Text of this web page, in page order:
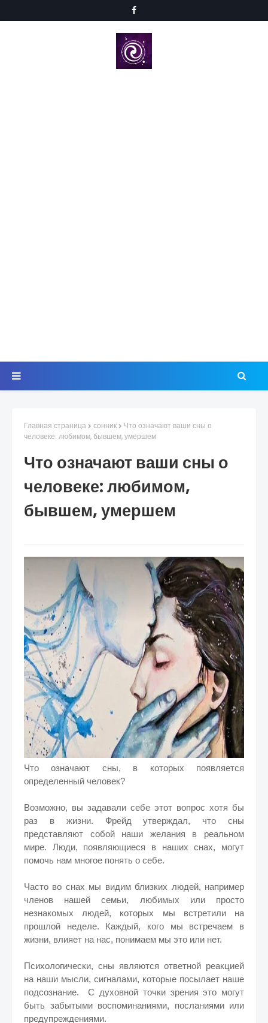
Главная страница сонник
Что означают ваши сны о
человеке: любимом, бывшем, умершем
Что означают ваши сны о
человеке: любимом,
бывшем, умершем
Что означают сны, в которых появляется
определенный человек?
Возможно, вы задавали себе этот вопрос хотя бы
раз в жизни. Фрейд утверждал, что сны
представляют собой наши желания в реальном
мире. Люди, появляющиеся в наших снах, могут
помочь нам многое понять о себе.
Часто во снах мы видим близких людей, например
членов нашей семьи, любимых или просто
незнакомых людей, которых мы встретили на
прошлой неделе. Каждый, кого мы встречаем в
жизни, влияет на нас, понимаем мы это или нет.
Психологически, сны являются ответной реакцией
на наши мысли, сигналами, которые посылает наше
подсознание. С духовной точки зрения это могут
быть забытыми воспоминаниями, посланиями или
предупреждениями.